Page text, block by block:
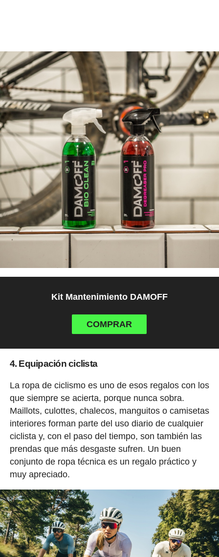
Kit Mantenimiento DAMOFF
COMPRAR
4. Equipación ciclista
La ropa de ciclismo es uno de esos regalos con los
que siempre se acierta, porque nunca sobra.
Maillots, culottes, chalecos, manguitos o camisetas
interiores forman parte del uso diario de cualquier
ciclista y, con el paso del tiempo, son también las
prendas que más desgaste sufren. Un buen
conjunto de ropa técnica es un regalo práctico y
muy apreciado.